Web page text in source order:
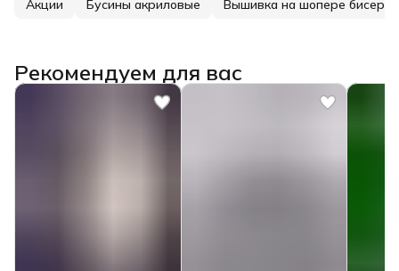
Акции Бусины акриловые Вышивка на шопере бисером
Рекомендуем для вас